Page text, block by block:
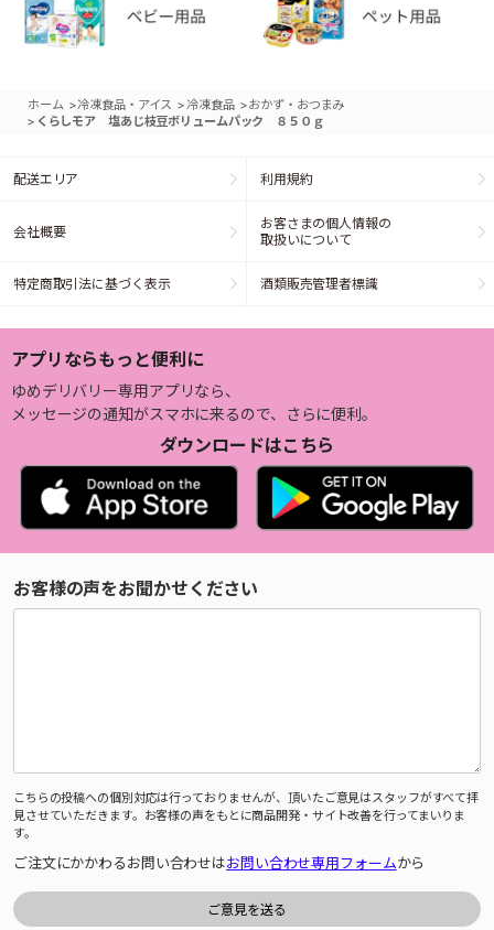
ホーム >冷凍食品・アイス > 冷凍食品 >おかず・おつまみ
> くらしモア 塩あじ枝豆ボリュームパック ８５０ｇ
配送エリア 利用規約
会社概要
お客さまの個人情報の
取扱いについて
特定商取引法に基づく表示 酒類販売管理者標識
アプリならもっと便利に
ゆめデリバリー専用アプリなら、
メッセージの通知がスマホに来るので、さらに便利。
ダウンロードはこちら
お客様の声をお聞かせください
こちらの投稿への個別対応は行っておりませんが、頂いたご意見はスタッフがすべて拝
見させていただきます。お客様の声をもとに商品開発・サイト改善を行ってまいりま
す。
ご注文にかかわるお問い合わせはお問い合わせ専用フォームから